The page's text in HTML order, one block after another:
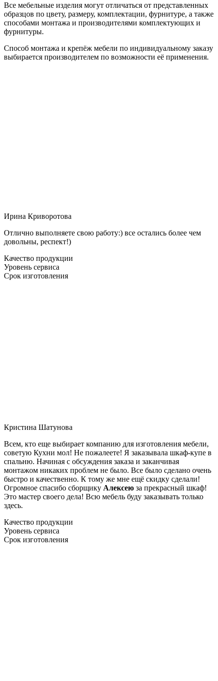
Все мебельные изделия могут отличаться от представленных
образцов по цвету, размеру, комплектации, фурнитуре, а также
способами монтажа и производителями комплектующих и
фурнитуры.
Способ монтажа и крепёж мебели по индивидуальному заказу
выбирается производителем по возможности её применения.
Ирина Криворотова
Отлично выполняете свою работу:) все остались более чем
довольны, респект!)
Качество продукции
Уровень сервиса
Срок изготовления
Кристина Шатунова
Всем, кто еще выбирает компанию для изготовления мебели,
советую Кухни мол! Не пожалеете! Я заказывала шкаф-купе в
спальню. Начиная с обсуждения заказа и заканчивая
монтажом никаких проблем не было. Все было сделано очень
быстро и качественно. К тому же мне ещё скидку сделали!
Огромное спасибо сборщику Алексею за прекрасный шкаф!
Это мастер своего дела! Всю мебель буду заказывать только
здесь.
Качество продукции
Уровень сервиса
Срок изготовления